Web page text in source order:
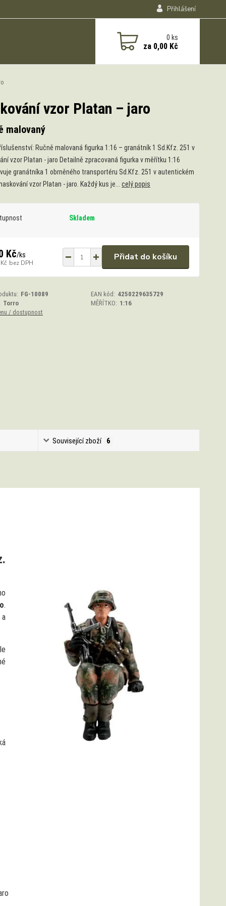
Přihlášení
0ks
za 0,00 Kč
vzor Platan – jaro
malovaný
Ručně malovaná figurka 1:16 – granátník 1 Sd.Kfz. 251 v
vzor Platan - jaro Detailně zpracovaná figurka v měřítku 1:16
granátníka 1 obrněného transportéru Sd.Kfz. 251 v autentickém
vzor Platan - jaro. Každý kus je... celý popis
Skladem
Kč/ks
bez DPH
Přidat do košíku
FG-10089 EAN kód: 4250229635729
Torro MĚŘÍTKO: 1:16
/ dostupnost
Související zboží 6
.